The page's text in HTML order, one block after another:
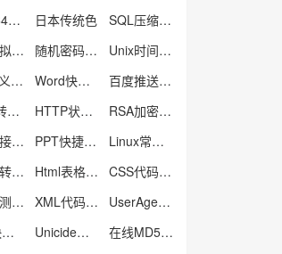
BASE64编码解码
日本传统色
SQL压缩/格式化工具
爬虫模拟抓取工具
随机密码生成器
Unix时间戳转换器
html转义工具
Word快捷键
百度推送工具
JSON转Excel/Csv工具
HTTP状态码
RSA加密解密工具
网址链接批量生产器
PPT快捷键大全
Linux常用命令大全
字符串转数组工具
Html表格生成器
CSS代码压缩工具
端口检测工具
XML代码格式化工具
UserAgent生成器
Exce快捷键
Unicide编码转换工具
在线MD5批量加密